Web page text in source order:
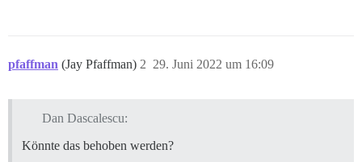
pfaffman (Jay Pfaffman) 29. Juni 2022 um 16:09
2
Dan Dascalescu:
Könnte das behoben werden?